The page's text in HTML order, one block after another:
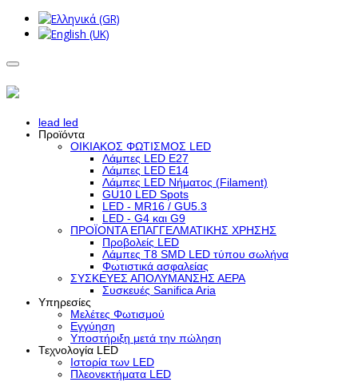
lead led
Προϊόντα
ΟΙΚΙΑΚΟΣ ΦΩΤΙΣΜΟΣ LED
Λάμπες LED Ε27
Λάμπες LED Ε14
Λάμπες LED Νήματος (Filament)
GU10 LED Spots
LED - MR16 / GU5.3
LED - G4 και G9
ΠΡΟΪΟΝΤΑ ΕΠΑΓΓΕΛΜΑΤΙΚΗΣ ΧΡΗΣΗΣ
Προβολείς LED
Λάμπες Τ8 SMD LED τύπου σωλήνα
Φωτιστικά ασφαλείας
ΣΥΣΚΕΥΕΣ ΑΠΟΛΥΜΑΝΣΗΣ ΑΕΡΑ
Συσκευές Sanifica Aria
Υπηρεσίες
Μελέτες Φωτισμού
Εγγύηση
Υποστήριξη μετά την πώληση
Τεχνολογία LED
Ιστορία των LED
Πλεονεκτήματα LED